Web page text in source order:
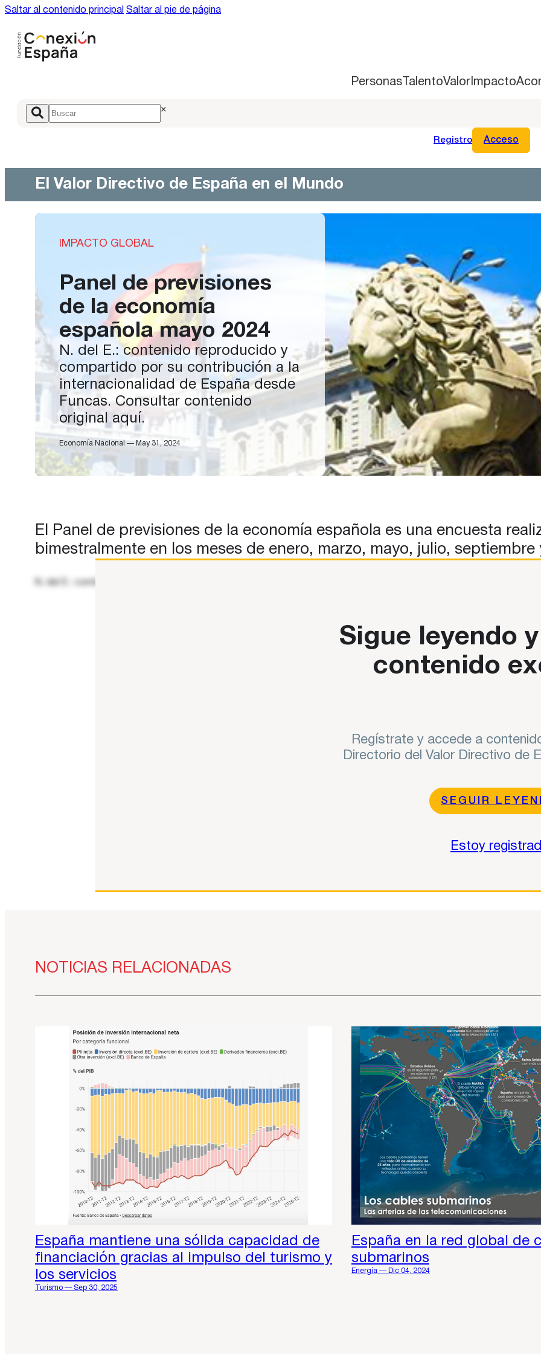
Saltar al contenido principal Saltar al pie de página
PersonasTalentoValorImpacto
×
Registro Acceso
El Valor Directivo de España en el Mundo
IMPACTO GLOBAL
Panel de previsiones
de la economía
española mayo 2024
N. del E.: contenido reproducido y
compartido por su contribución a la
internacionalidad de España desde
Funcas. Consultar contenido
original aquí.
Economía Nacional — May 31, 2024
El Panel de previsiones de la economía española es una encuesta
bimestralmente en los meses de enero, marzo, mayo, julio, septiembre
Sigue leyendo
contenido
Regístrate y accede a
Directorio del Valor Directivo de
SEGUIR
Estoy
NOTICIAS RELACIONADAS
España mantiene una sólida capacidad de
financiación gracias al impulso del turismo y
los servicios
Turismo — Sep 30, 2025
España en la red global de
submarinos
Energía — Dic 04, 2024